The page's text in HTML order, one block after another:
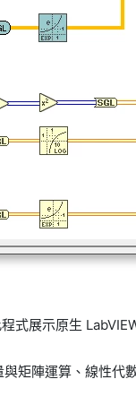
式展示原生
矩陣運算、線性代